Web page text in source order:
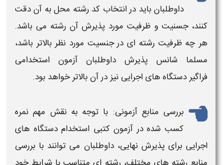
داوطلبان باید در انتخاب کد رشته محل به آن دقت
کنند، جسنیت و ظرفیت مورد پذیرش آن رشته می باشد.
هر چه ظرفیت رشته ای در جنسیت مورد نظر بالاتر باشد،
مسلما شانس پذیرش داوطلبان آزمون استخدامی
فراگیر دستگاه هایاجرایی نیز در آن بالاتر خواهد بود.
بررسی منابع آزمونی: با توجه به نقش مهم نمره
کسب شده در آزمون کتبی استخدام دستگاه های
اجراییبرای پذیرش نهایی، داوطلبان می توانند با بررسی